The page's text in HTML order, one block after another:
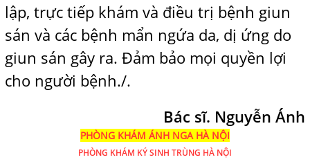
lập, trực tiếp khám và điều trị bệnh giun
sán và các bệnh mẩn ngứa da, dị ứng do
giun sán gây ra. Đảm bảo mọi quyền lợi
cho người bệnh./.
Bác sĩ. Nguyễn Ánh
PHÒNG KHÁM ÁNH NGA HÀ NỘI
PHÒNG KHÁM KÝ SINH TRÙNG HÀ NỘI